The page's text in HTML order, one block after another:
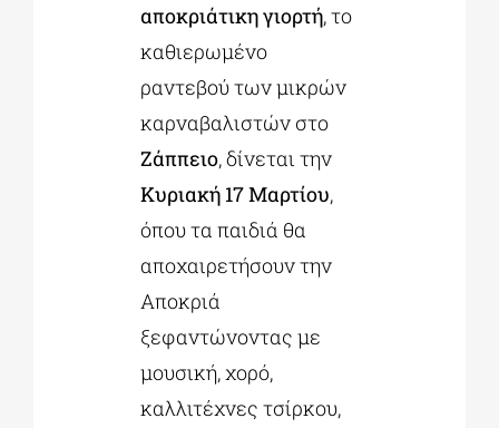
αποκριάτικη γιορτή, το
καθιερωμένο
ραντεβού των μικρών
καρναβαλιστών στο
Ζάππειο, δίνεται την
Κυριακή 17 Μαρτίου,
όπου τα παιδιά θα
αποχαιρετήσουν την
Αποκριά
ξεφαντώνοντας με
μουσική, χορό,
καλλιτέχνες τσίρκου,